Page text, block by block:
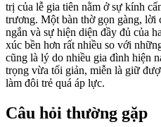
trị của lễ gia tiên nằm ở sự kính
trương. Một bàn thờ gọn gàng, lời
ngắn và sự hiện diện đầy đủ của
xúc bền hơn rất nhiều so với
cũng là lý do nhiều gia đình hiện
trọng vừa tối giản, miễn là giữ
làm đôi trẻ quá áp lực.
Câu hỏi thường gặp